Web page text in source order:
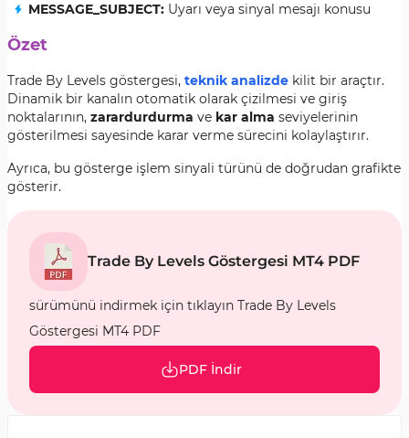
MESSAGE_SUBJECT: Uyarı veya sinyal mesajı konusu
Özet
Trade By Levels göstergesi, teknik analizde kilit bir araçtır.
Dinamik bir kanalın otomatik olarak çizilmesi ve giriş
noktalarının, zarardurdurma ve kar alma seviyelerinin
gösterilmesi sayesinde karar verme sürecini kolaylaştırır.
Ayrıca, bu gösterge işlem sinyali türünü de doğrudan grafikte
gösterir.
Trade By Levels Göstergesi MT4 PDF
sürümünü indirmek için tıklayın Trade By Levels
Göstergesi MT4 PDF
PDF İndir